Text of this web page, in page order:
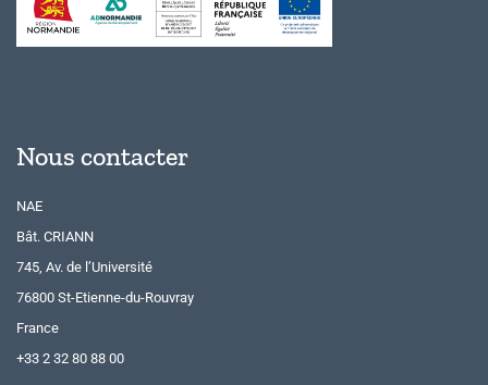
Nous contacter
NAE
Bât. CRIANN
745, Av. de l’Université
76800 St-Etienne-du-Rouvray
France
+33 2 32 80 88 00